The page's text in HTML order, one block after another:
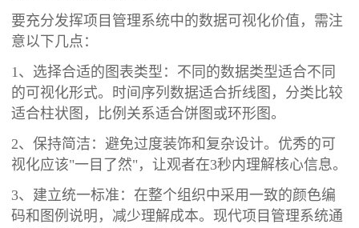
要充分发挥项目管理系统中的数据可视化价值，需注
意以下几点：
1、选择合适的图表类型：不同的数据类型适合不同
的可视化形式。时间序列数据适合折线图，分类比较
适合柱状图，比例关系适合饼图或环形图。
2、保持简洁：避免过度装饰和复杂设计。优秀的可
视化应该"一目了然"，让观者在3秒内理解核心信息。
3、建立统一标准：在整个组织中采用一致的颜色编
码和图例说明，减少理解成本。现代项目管理系统通